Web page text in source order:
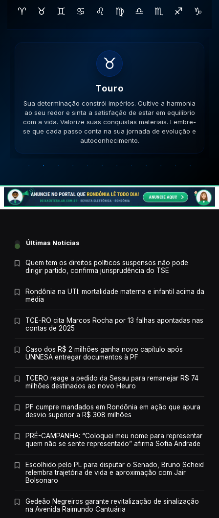
♈ ♉ ♊ ♋ ♌ ♍ ♎ ♏ ♐ ♑
♊
Gemeos
Sua habilidade manual pode ser útil. Conecte-se com
pessoas que compartilham seus ideais e veja como a
colaboração gera frutos. Esteja aberto a novas ideias.
Lembre-se que cada passo conta na sua jornada de
evolução e autoconhecimento.
Últimas Notícias
Quem tem os direitos políticos suspensos não pode
dirigir partido, confirma jurisprudência do TSE
Rondônia na UTI: mortalidade materna e infantil acima da
média
TCE-RO cita Marcos Rocha por 13 falhas apontadas nas
contas de 2025
Caso dos R$ 2 milhões ganha novo capítulo após
UNNESA entregar documentos à PF
TCERO reage a pedido da Sesau para remanejar R$ 74
milhões destinados ao novo Heuro
PF cumpre mandados em Rondônia em ação que apura
desvio superior a R$ 308 milhões
PRÉ-CAMPANHA: “Coloquei meu nome para representar
quem não se sente representado” afirma Sofia Andrade
Escolhido pelo PL para disputar o Senado, Bruno Scheid
relembra trajetória de vida e aproximação com Jair
Bolsonaro
Gedeão Negreiros garante revitalização de sinalização
na Avenida Raimundo Cantuária